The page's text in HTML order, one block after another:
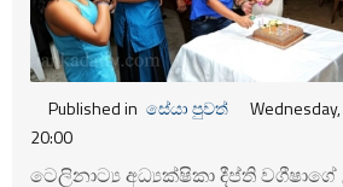
Published in සේයා පුවත්
20:00
ටෙලිනාට්‍ය අධ්‍යක්ෂිකා දීප්ති